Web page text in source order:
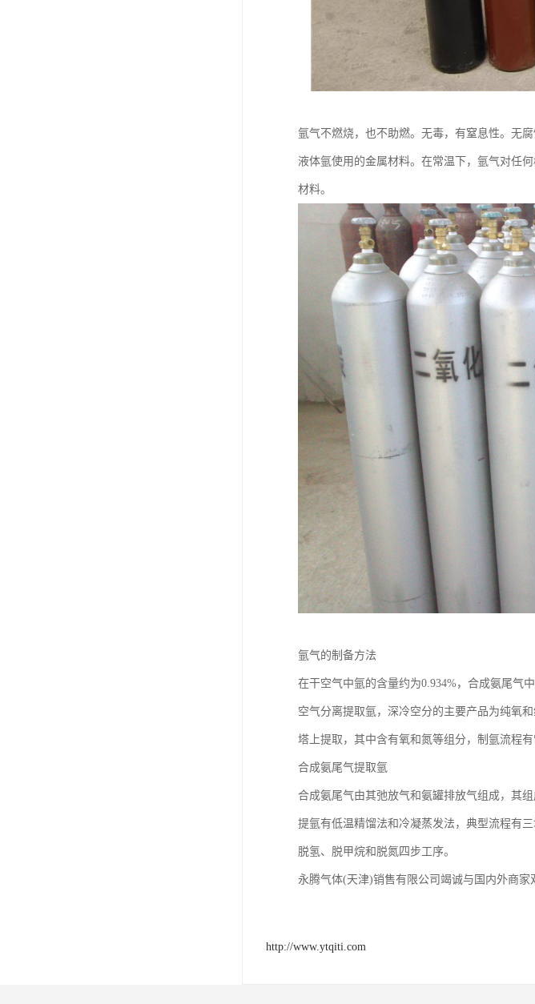
氩气不燃烧，也不助燃。无毒，有窒息性。无
液体氩使用的金属材料。在常温下，氩气对任
材料。
氩气的制备方法
在干空气中氩的含量约为0.934%，合成氨尾气
空气分离提取氩，深冷空分的主要产品为纯氧
塔上提取，其中含有氧和氮等组分，制氩流程
合成氨尾气提取氩
合成氨尾气由其弛放气和氨罐排放气组成，其
提氩有低温精馏法和冷凝蒸发法，典型流程有
脱氢、脱甲烷和脱氮四步工序。
永腾气体(天津)销售有限公司竭诚与国内外商家
http://www.ytqiti.com